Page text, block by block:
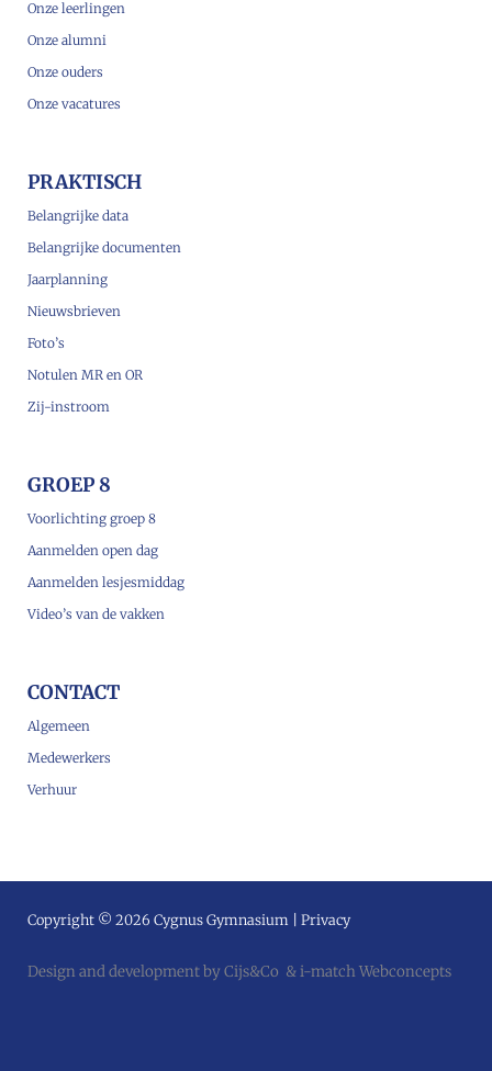
Onze leerlingen
Onze alumni
Onze ouders
Onze vacatures
PRAKTISCH
Belangrijke data
Belangrijke documenten
Jaarplanning
Nieuwsbrieven
Foto’s
Notulen MR en OR
Zij-instroom
GROEP 8
Voorlichting groep 8
Aanmelden open dag
Aanmelden lesjesmiddag
Video’s van de vakken
CONTACT
Algemeen
Medewerkers
Verhuur
Copyright © 2026 Cygnus Gymnasium | Privacy
Design and development by Cijs&Co &i-match Webconcepts